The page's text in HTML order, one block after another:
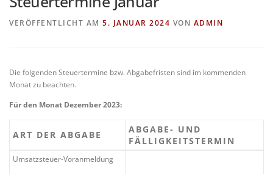
VERÖFFENTLICHT AM 5. JANUAR 2024 VON ADMIN
Die folgenden Steuertermine bzw. Abgabefristen sind im kommenden
Monat zu beachten.
Für den Monat Dezember 2023:
ART DER ABGABE
ABGABE- UND
FÄLLIGKEITSTERMIN
Umsatzsteuer-Voranmeldung